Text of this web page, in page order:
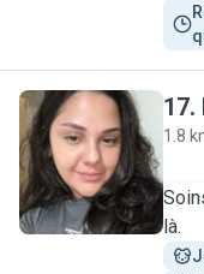
M
17.
1.8
là.